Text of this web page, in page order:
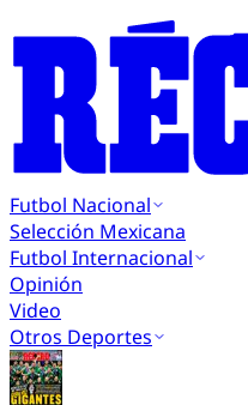
Futbol Nacional
Selección Mexicana
Futbol Internacional
Opinión
Video
Otros Deportes